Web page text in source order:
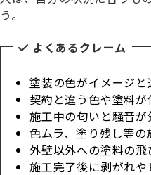
う。
よくあるクレーム
塗装の色がイメージと
契約と違う色や塗料が
施工中の匂いと騒音が
色ムラ、塗り残し等の
外壁以外への塗料の飛
施工完了後に剥がれ